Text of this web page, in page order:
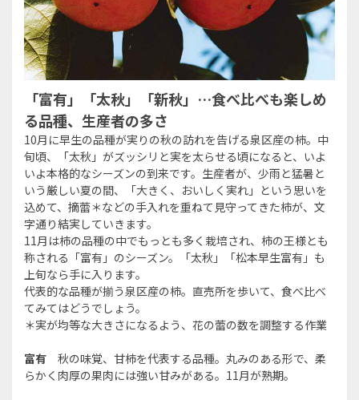
「富有」「太秋」「新秋」…食べ比べも楽しめ
る品種、生産者の多さ
10月に早生の品種が実りの秋の訪れを告げる泉区産の柿。中
旬頃、「太秋」がズッシリと実を太らせる頃になると、いよ
いよ本格的なシーズンの到来です。生産者が、少雨と猛暑と
いう厳しい夏の間、「大きく、おいしく実れ」という思いを
込めて、摘蕾＊などの手入れを重ねて見守ってきた柿が、文
字通り結実していきます。
11月は柿の品種の中でもっとも多く栽培され、柿の王様とも
称される「富有」のシーズン。「太秋」「松本早生富有」も
上旬なら手に入ります。
代表的な品種が揃う泉区産の柿。直売所を歩いて、食べ比べ
てみてはどうでしょう。
＊実が均等な大きさになるよう、花の蕾の数を調整する作業
富有 秋の味覚、甘柿を代表する品種。丸みのある形で、柔
らかく肉厚の果肉には強い甘みがある。11月が熟期。